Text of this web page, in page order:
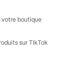
votre boutique
sur TikTok